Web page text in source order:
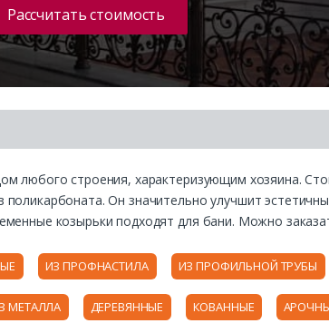
Рассчитать стоимость
любого строения, характеризующим хозяина.
Он значительно улучшит
козырьки подходят для бани. Можно
ИЗ ПРОФНАСТИЛА ИЗ ПРОФИЛЬНОЙ ТРУБЫ
МЕТАЛЛА ДЕРЕВЯННЫЕ КОВАННЫЕ